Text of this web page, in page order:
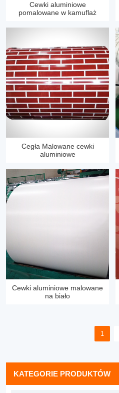
Cewki aluminiowe
pomalowane w kamuflaż
Cegła Malowane cewki
aluminiowe
Cewki aluminiowe malowane
na biało
1
KATEGORIE PRODUKTÓW